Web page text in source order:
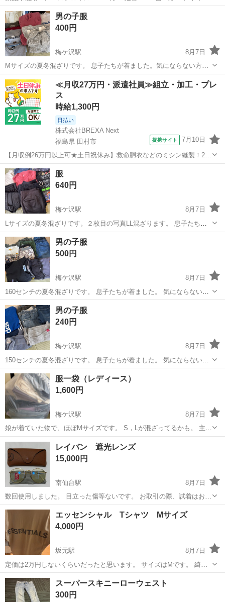
ＳかМお好きな方で。 S:身幅 53cm/肩幅 47cm/着丈 65cm/袖丈 68cm
M:身幅 55cm/肩幅 49cm/着丈 67cm/袖...
宮城 仙台市 泉中央駅
男の子服
400円
梅ケ沢駅
8月7日
Mサイズの夏冬混ざりです。 息子たちが着ました。気にならない方、
築館まで来れる方、よろしくお願いいたします。
宮城 栗原市 梅ケ沢駅 服/ファッション 男の子
≪月収27万円・派遣社員≫組立・加工・プレ
ス
時給1,300円
日払い
株式会社BREXA Next
福島県 田村市
提携サイト 7月10日
【月収例26万円以上可★土日祝休み】救命胴衣などのミシン縫製！20
代～50代の男女大活躍中★日払い制度あり！マイカー通勤OK＆無料駐
車場完備！食堂利用可★交通費支給◎《福島県田村市》 人気の工場の
お仕事 ◇救命胴衣などのミ...
福島 田村市
服
640円
梅ケ沢駅
8月7日
Lサイズの夏冬混ざりです。２枚目の写真LL混ざります。 息子たちが
着ました。気にならない方、築館まで来れる方よろしくお願いいたし
ます！
宮城 栗原市 梅ケ沢駅
男の子服
500円
梅ケ沢駅
8月7日
160センチの夏冬混ざりです。 息子たちが着ました。 気にならない
方、築館まで来れる方、よろしくお願いいたします。
宮城 栗原市 梅ケ沢駅
男の子服
240円
梅ケ沢駅
8月7日
150センチの夏冬混ざりです。 息子たちが着ました。 気にならない
方、築館まで来れる方よろしくお願いいたします。
宮城 栗原市 梅ケ沢駅 服/ファッション
服一袋（レディース）
1,600円
梅ケ沢駅
8月7日
娘が着ていた物で、ほぼMサイズです。 S，Lが混ざってるかも。 主に
夏服です。 写真載せれませんでしたが、冬服2着と足のサイズ、23セ
ンチでピッタリくらいのサンダル2足とパンプス？1足も付けます。 中
古なので理解ある方、築館...
宮城 栗原市 梅ケ沢駅 服/ファッション
レイバン 遮光レンズ
15,000円
南仙台駅
8月7日
数回使用しました。 目立った傷等ないです。 お取引の際、試着はお断
りさせていただいております。
宮城 名取市
エッセンシャル Tシャツ Mサイズ
4,000円
坂元駅
8月7日
定価は2万円しないくらいだったと思います。 サイズはMです。 綺麗
です。 1枚目はバックプリント 2枚目はフロントプリントで左下に小さ
くエッセンシャルの文字が入っています。 他のサイトにも出品してい
るため、売るてしまう可能性...
宮城 亘理郡 坂元駅 Tシャツ
スーパースキニーローウェスト
300円